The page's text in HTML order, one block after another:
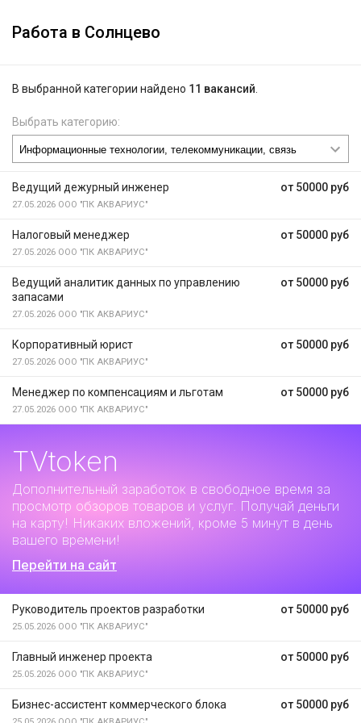
Работа в Солнцево
В выбранной категории найдено 11 вакансий
Выбрать категорию:
от 50000 руб
Ведущий дежурный инженер
27.05.2026 ООО "ПК АКВАРИУС"
от 50000 руб
Налоговый менеджер
27.05.2026 ООО "ПК АКВАРИУС"
от 50000 руб
Ведущий аналитик данных по управлению
запасами
27.05.2026 ООО "ПК АКВАРИУС"
от 50000 руб
Корпоративный юрист
27.05.2026 ООО "ПК АКВАРИУС"
от 50000 руб
Менеджер по компенсациям и льготам
27.05.2026 ООО "ПК АКВАРИУС"
TVtoken
Дополнительный заработок в свободное время за
просмотр обзоров товаров и услуг. Получай деньги
на карту! Никаких вложений, кроме 5 минут в день
вашего времени!
Перейти на сайт
от 50000 руб
Руководитель проектов разработки
25.05.2026 ООО "ПК АКВАРИУС"
от 50000 руб
Главный инженер проекта
25.05.2026 ООО "ПК АКВАРИУС"
от 50000 руб
Бизнес-ассистент коммерческого блока